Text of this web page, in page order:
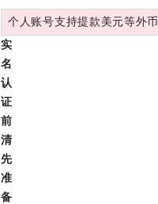
个人账号支持提款美元等外
实
名
认
证
前
清
先
准
备